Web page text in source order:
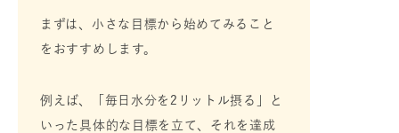
まずは、小さな目標から始めてみること
をおすすめします。
例えば、「毎日水分を2リットル摂る」と
いった具体的な目標を立て、それを達成